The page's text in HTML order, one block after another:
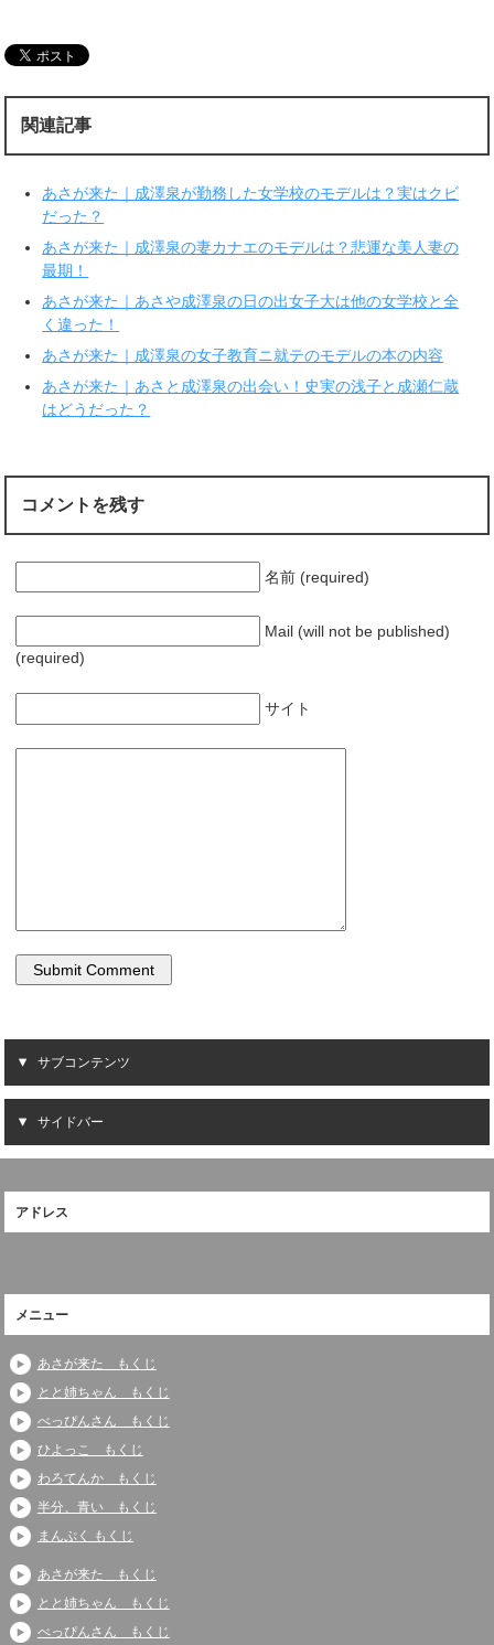
w
i
e
r
で
有
新
し
い
ウ
ン
ド
ウ
開
き
ま
)
す
ク
ッ
ク
く
だ
新
し
い
ィ
ン
ド
ウ
で
開
)
関連記事
あさが来た｜成澤泉が勤務した女学校のモデルは？実はクビ
だった？
あさが来た｜成澤泉の妻カナエのモデルは？悲運な美人妻の
最期！
あさが来た｜あさや成澤泉の日の出女子大は他の女学校と全
く違った！
あさが来た｜成澤泉の女子教育ニ就テのモデルの本の内容
あさが来た｜あさと成澤泉の出会い！史実の浅子と成瀬仁蔵
はどうだった？
コメントを残す
名前 (required)
Mail (will not be published)
(required)
サイト
サブコンテンツ
サイドバー
アドレス
メニュー
あさが来た もくじ
とと姉ちゃん もくじ
べっぴんさん もくじ
ひよっこ もくじ
わろてんか もくじ
半分、青い もくじ
まんぷく もくじ
あさが来た もくじ
とと姉ちゃん もくじ
べっぴんさん もくじ